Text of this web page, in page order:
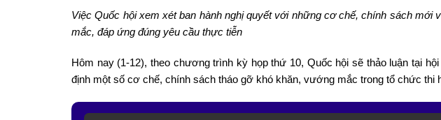
Việc Quốc hội xem xét ban hành nghị quyết với những cơ chế, chính sách
mắc, đáp ứng đúng yêu cầu thực tiễn
Hôm nay (1-12), theo chương trình kỳ họp thứ 10, Quốc hội sẽ thảo luận tại
định một số cơ chế, chính sách tháo gỡ khó khăn, vướng mắc trong tổ chức thi